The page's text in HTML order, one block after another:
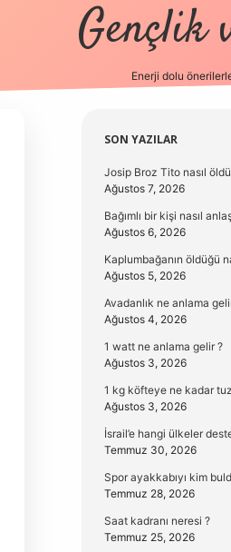
Gençlik
Enerji dolu
Sidebar
SON YAZILAR
Josip Broz Tito nasıl
Ağustos 7, 2026
Bağımlı bir kişi nasıl
Ağustos 6, 2026
Kaplumbağanın öldüğü
Ağustos 5, 2026
Avadanlık ne anlama
Ağustos 4, 2026
1 watt ne anlama gelir ?
Ağustos 3, 2026
1 kg köfteye ne kadar
Ağustos 3, 2026
İsrail’e hangi ülkeler
Temmuz 30, 2026
Spor ayakkabıyı kim
Temmuz 28, 2026
Saat kadranı neresi ?
Temmuz 25, 2026